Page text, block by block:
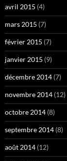
avril 2015 (4)
mars 2015 (7)
février 2015 (7)
janvier 2015 (9)
décembre 2014 (7)
novembre 2014 (12)
octobre 2014 (8)
septembre 2014 (8)
août 2014 (12)